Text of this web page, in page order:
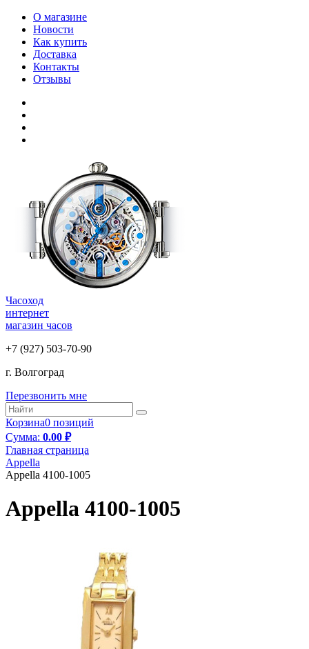
О магазине
Новости
Как купить
Доставка
Контакты
Отзывы
Часоход
интернет
магазин часов
+7 (927) 503-70-90
г. Волгоград
Перезвонить мне
Корзина0 позиций
Cумма: 0.00 ₽
Главная страница
Appella
Appella 4100-1005
Appella 4100-1005